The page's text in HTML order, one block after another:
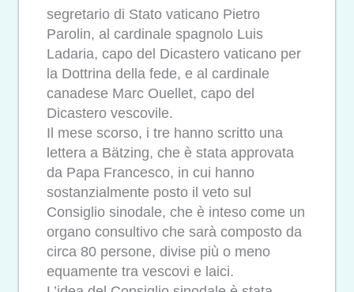
segretario di Stato vaticano Pietro
Parolin, al cardinale spagnolo Luis
Ladaria, capo del Dicastero vaticano per
la Dottrina della fede, e al cardinale
canadese Marc Ouellet, capo del
Dicastero vescovile.
Il mese scorso, i tre hanno scritto una
lettera a Bätzing, che è stata approvata
da Papa Francesco, in cui hanno
sostanzialmente posto il veto sul
Consiglio sinodale, che è inteso come un
organo consultivo che sarà composto da
circa 80 persone, divise più o meno
equamente tra vescovi e laici.